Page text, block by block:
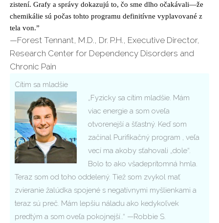
zistení. Grafy a správy dokazujú to, čo sme dlho očakávali—že
chemikálie sú počas tohto programu definitívne vyplavované z
tela von.”
—Forest Tennant, M.D., Dr. P.H., Executive Director,
Research Center for Dependency Disorders and
Chronic Pain
Cítim sa mladšie
„Fyzicky sa cítim mladšie. Mám
viac energie a som oveľa
otvorenejší a šťastný. Keď som
začínal Purifikačný program , veľa
vecí ma akoby sťahovali „dole“.
Bolo to ako všadeprítomná hmla.
Teraz som od toho oddelený. Tiež som zvykol mať
zvieranie žalúdka spojené s negatívnymi myšlienkami a
teraz sú preč. Mám lepšiu náladu ako kedykoľvek
predtým a som oveľa pokojnejší..“ —Robbie S.